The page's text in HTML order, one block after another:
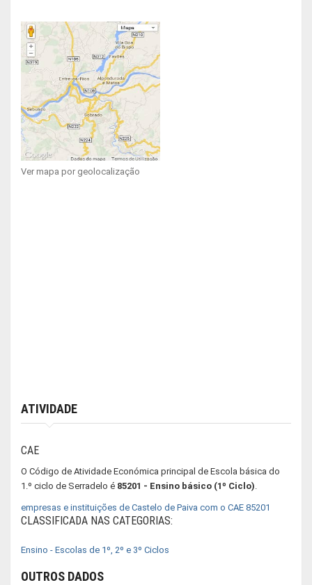
Ver mapa por geolocalização
ATIVIDADE
CAE
O Código de Atividade Económica principal de Escola básica do
1.º ciclo de Serradelo é 85201 - Ensino básico (1º Ciclo).
empresas e instituições de Castelo de Paiva com o CAE 85201
CLASSIFICADA NAS CATEGORIAS:
Ensino - Escolas de 1º, 2º e 3º Ciclos
OUTROS DADOS